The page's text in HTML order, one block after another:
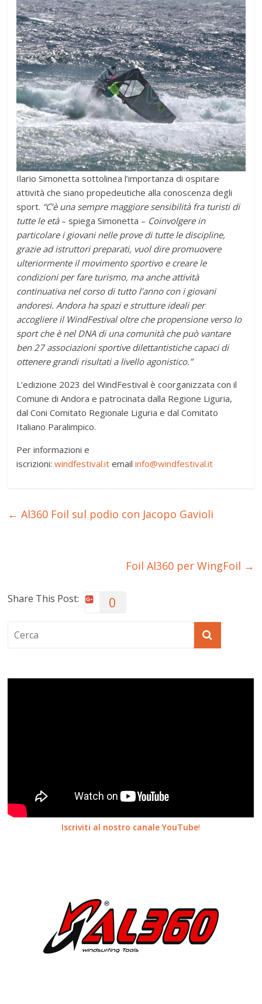
Ilario Simonetta sottolinea l’importanza di ospitare
attività che siano propedeutiche alla conoscenza degli
sport. “C’è una sempre maggiore sensibilità fra turisti di
tutte le età– spiega Simonetta – Coinvolgere in
particolare i giovani nelle prove di tutte le discipline,
grazie ad istruttori preparati, vuol dire promuovere
ulteriormente il movimento sportivo e creare le
condizioni per fare turismo, ma anche attività
continuativa nel corso di tutto l’anno con i giovani
andoresi. Andora ha spazi e strutture ideali per
accogliere il WindFestival oltre che propensione verso lo
sport che è nel DNA di una comunità che può vantare
ben 27 associazioni sportive dilettantistiche capaci di
ottenere grandi risultati a livello agonistico.”
L’edizione 2023 del WindFestival è coorganizzata con il
Comune di Andora e patrocinata dalla Regione Liguria,
dal Coni Comitato Regionale Liguria e dal Comitato
Italiano Paralimpico.
Per informazioni e
iscrizioni:windfestival.it emailinfo@windfestival.it
← Al360 Foil sul podio con Jacopo Gavioli
Foil Al360 per WingFoil →
Share This Post: 0
Iscriviti al nostro canale YouTube!